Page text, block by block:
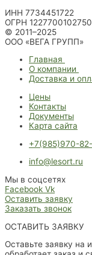
ИНН 7734451722
ОГРН 1227700102750
© 2011–2025
ООО «ВЕГА ГРУПП»
Главная
О компании
Доставка и
Цены
Контакты
Документы
Карта сайта
+7(985)970-
info@lesort.ru
Мы в соцсетях
Facebook Vk
Оставить заявку
Заказать звонок
ОСТАВИТЬ ЗАЯВКУ
Оставьте заявку